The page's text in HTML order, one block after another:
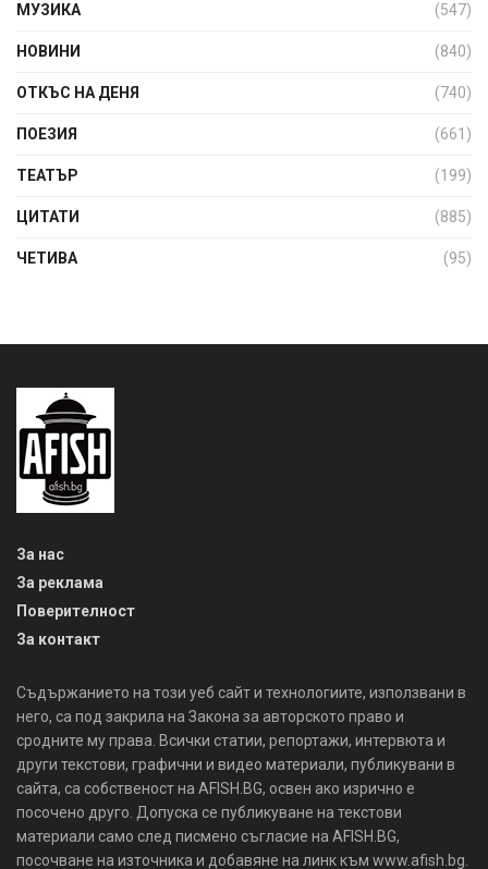
МУЗИКА (547)
НОВИНИ (840)
ОТКЪС НА ДЕНЯ (740)
ПОЕЗИЯ (661)
ТЕАТЪР (199)
ЦИТАТИ (885)
ЧЕТИВА (95)
За нас
За реклама
Поверителност
За контакт
Съдържанието на този уеб сайт и технологиите, използвани в
него, са под закрила на Закона за авторското право и
сродните му права. Всички статии, репортажи, интервюта и
други текстови, графични и видео материали, публикувани в
сайта, са собственост на AFISH.BG, освен ако изрично е
посочено друго. Допуска се публикуване на текстови
материали само след писмено съгласие на AFISH.BG,
посочване на източника и добавяне на линк към www.afish.bg.